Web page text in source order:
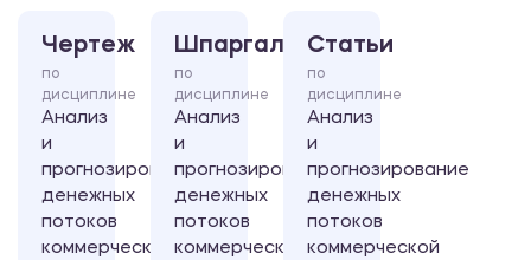
Чертеж
по
дисциплине
Анализ
и
прогнозирование
денежных
потоков
коммерческой
Шпаргалка
по
дисциплине
Анализ
и
прогнозирование
денежных
потоков
коммерческой
Статьи
по
дисциплине
Анализ
и
прогнозирование
денежных
потоков
коммерческой